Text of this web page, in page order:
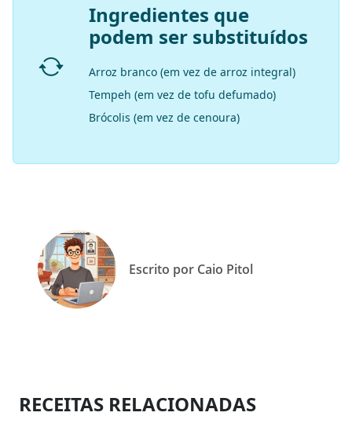
Ingredientes que
podem ser substituídos
Arroz branco (em vez de arroz integral)
Tempeh (em vez de tofu defumado)
Brócolis (em vez de cenoura)
Escrito por Caio Pitol
RECEITAS RELACIONADAS